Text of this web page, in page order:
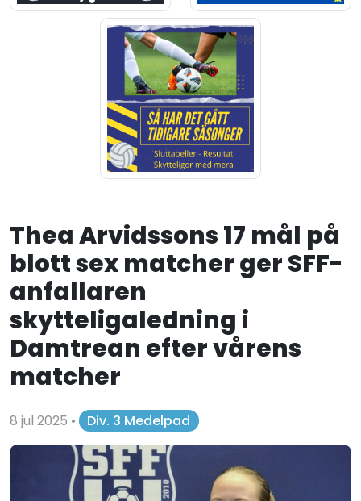
Thea Arvidssons 17 mål på
blott sex matcher ger SFF-
anfallaren
skytteligaledning i
Damtrean efter vårens
matcher
8 jul 2025 • Div. 3 Medelpad